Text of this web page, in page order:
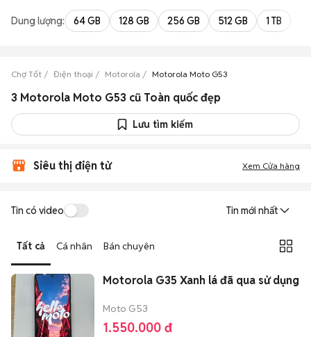
Dung lượng: 64 GB 128 GB 256 GB 512 GB 1 TB
Chợ Tốt Điện thoại Motorola Motorola Moto G53
3 Motorola Moto G53 cũ Toàn quốc đẹp
Lưu tìm kiếm
Siêu thị điện tử Xem Cửa hàng
Tin có video Tin mới nhất
Tất cả Cá nhân Bán chuyên
Motorola G35 Xanh lá đã qua sử dụng
Moto G53
1.550.000 đ